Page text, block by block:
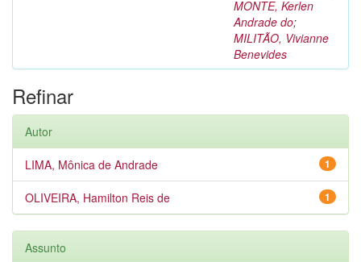
MONTE, Kerlen
Andrade do;
MILITÃO, Vivianne
Benevides
Refinar
Autor
1
LIMA, Mônica de Andrade
1
OLIVEIRA, Hamilton Reis de
Assunto